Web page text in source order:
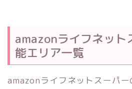
amazonライフネット
能エリア一覧
amazonライフネットスーパ